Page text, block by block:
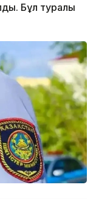
Бұл туралы